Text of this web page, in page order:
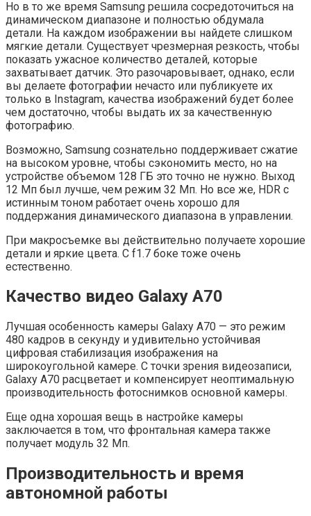
Но в то же время Samsung решила сосредоточиться на
динамическом диапазоне и полностью обдумала
детали. На каждом изображении вы найдете слишком
мягкие детали. Существует чрезмерная резкость, чтобы
показать ужасное количество деталей, которые
захватывает датчик. Это разочаровывает, однако, если
вы делаете фотографии нечасто или публикуете их
только в Instagram, качества изображений будет более
чем достаточно, чтобы выдать их за качественную
фотографию.
Возможно, Samsung сознательно поддерживает сжатие
на высоком уровне, чтобы сэкономить место, но на
устройстве объемом 128 ГБ это точно не нужно. Выход
12 Мп был лучше, чем режим 32 Мп. Но все же, HDR с
истинным тоном работает очень хорошо для
поддержания динамического диапазона в управлении.
При макросъемке вы действительно получаете хорошие
детали и яркие цвета. С f1.7 боке тоже очень
естественно.
Качество видео Galaxy A70
Лучшая особенность камеры Galaxy A70 — это режим
480 кадров в секунду и удивительно устойчивая
цифровая стабилизация изображения на
широкоугольной камере. С точки зрения видеозаписи,
Galaxy A70 расцветает и компенсирует неоптимальную
производительность фотоснимков основной камеры.
Еще одна хорошая вещь в настройке камеры
заключается в том, что фронтальная камера также
получает модуль 32 Мп.
Производительность и время
автономной работы